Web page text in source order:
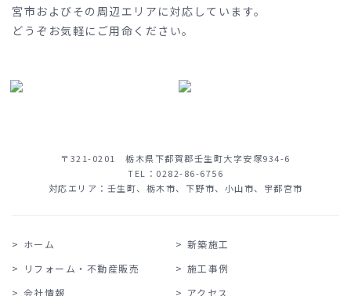
宮市およびその周辺エリアに対応しています。
どうぞお気軽にご用命ください。
〒321-0201 栃木県下都賀郡壬生町大字安塚934-6
TEL： 0282-86-6756
対応エリア：壬生町、栃木市、下野市、小山市、宇都宮市
ホーム
新築施工
リフォーム・不動産販売
施工事例
会社情報
アクセス